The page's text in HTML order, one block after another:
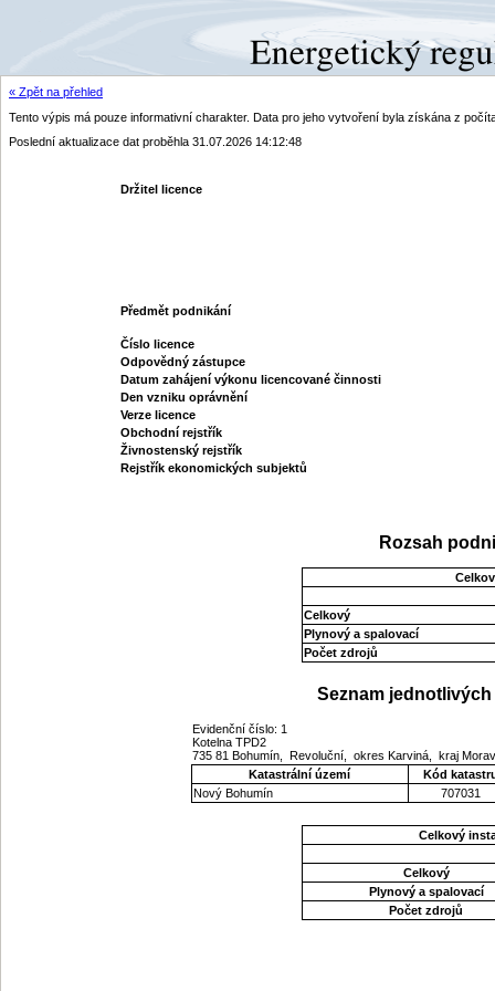
« Zpět na přehled
Tento výpis má pouze informativní charakter. Data pro jeho vytvoření byla získána z
Poslední aktualizace dat proběhla 31.07.2026 14:12:48
Držitel licence
Předmět podnikání
Číslo licence
Odpovědný zástupce
Datum zahájení výkonu licencované činnosti
Den vzniku oprávnění
Verze licence
Obchodní rejstřík
Živnostenský rejstřík
Rejstřík ekonomických subjektů
Rozsah
Celkový
Plynový a spalovací
Počet zdrojů
Seznam
Evidenční číslo: 1
Kotelna TPD2
735 81 Bohumín, Revoluční, okres Karviná, kraj
Katastrální území
Kód
Nový Bohumín
707031
Celkový
Celkový
Plynový a spalovací
Počet zdrojů